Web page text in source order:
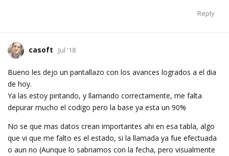
Reply
casoft Jul '18
Bueno les dejo un pantallazo con los avances logrados a el dia
de hoy.
Ya las estoy pintando, y llamando correctamente, me falta
depurar mucho el codigo pero la base ya esta un 90%
No se que mas datos crean importantes ahi en esa tabla, algo
que vi que me falto es el estado, si la llamada ya fue efectuada
o aun no (Aunque lo sabriamos con la fecha, pero visualmente